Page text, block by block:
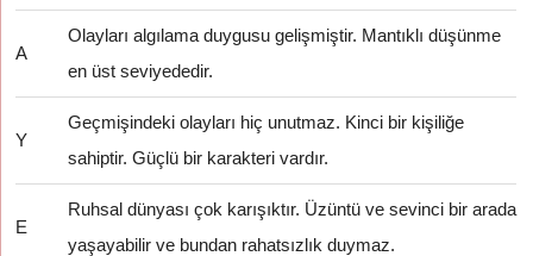
A
Olayları algılama duygusu gelişmiştir. Mantıklı düşünme
en üst seviyededir.
Y
Geçmişindeki olayları hiç unutmaz. Kinci bir kişiliğe
sahiptir. Güçlü bir karakteri vardır.
E
Ruhsal dünyası çok karışıktır. Üzüntü ve sevinci bir arada
yaşayabilir ve bundan rahatsızlık duymaz.